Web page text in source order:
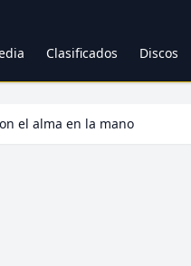
Clasificados Discos
el alma en la mano